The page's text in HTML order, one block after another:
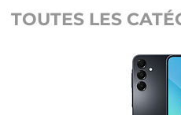
TOUTES LES